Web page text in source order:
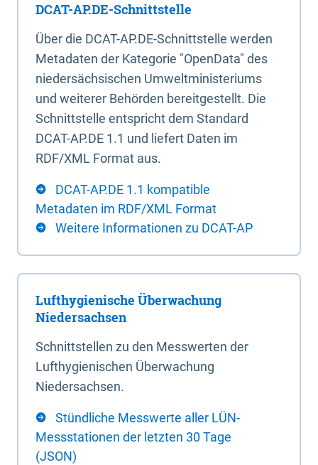
DCAT-AP.DE-Schnittstelle
Über die DCAT-AP.DE-Schnittstelle werden
Metadaten der Kategorie "OpenData" des
niedersächsischen Umweltministeriums
und weiterer Behörden bereitgestellt. Die
Schnittstelle entspricht dem Standard
DCAT-AP.DE 1.1 und liefert Daten im
RDF/XML Format aus.
DCAT-AP.DE 1.1 kompatible
Metadaten im RDF/XML Format
Weitere Informationen zu DCAT-AP
Lufthygienische Überwachung
Niedersachsen
Schnittstellen zu den Messwerten der
Lufthygienischen Überwachung
Niedersachsen.
Stündliche Messwerte aller LÜN-
Messstationen der letzten 30 Tage
(JSON)